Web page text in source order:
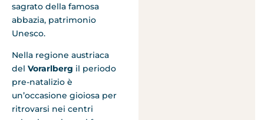
sagrato della famosa
abbazia, patrimonio
Unesco.
Nella regione austriaca
del Vorarlberg il periodo
pre-natalizio è
un’occasione gioiosa per
ritrovarsi nei centri